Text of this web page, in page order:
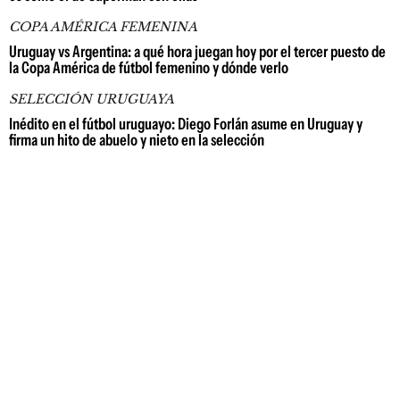
COPA AMÉRICA FEMENINA
Uruguay vs Argentina: a qué hora juegan hoy por el tercer puesto de
la Copa América de fútbol femenino y dónde verlo
SELECCIÓN URUGUAYA
Inédito en el fútbol uruguayo: Diego Forlán asume en Uruguay y
firma un hito de abuelo y nieto en la selección